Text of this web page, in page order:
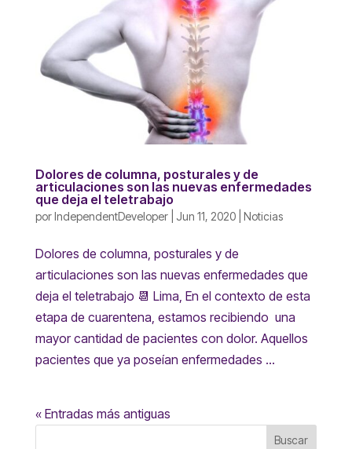
Dolores de columna, posturales y de
articulaciones son las nuevas enfermedades
que deja el teletrabajo
porIndependentDeveloper| Jun 11, 2020| Noticias
Dolores de columna, posturales y de
articulaciones son las nuevas enfermedades que
deja el teletrabajo 📆 Lima, En el contexto de esta
etapa de cuarentena, estamos recibiendo una
mayor cantidad de pacientes con dolor. Aquellos
pacientes que ya poseían enfermedades ...
« Entradas más antiguas
Buscar